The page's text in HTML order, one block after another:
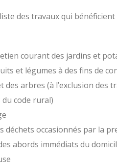
des travaux qui
courant des jardins et
et légumes à des fins de
des arbres (à l’exclusion
du code rural)
déchets occasionnés par la
abords immédiats du